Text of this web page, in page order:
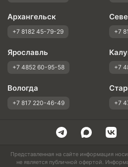
Архангельск
+7 8182 45-79-29 +7
Ярославль
+7 4852 60-95-58 +7
Вологда
+7 817 220-46-49 +7
Представленная на сайте информация
не является публичной офертой.